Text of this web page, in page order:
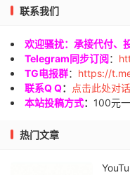
联系我们
欢迎骚扰：承接代付、
Telegram同步订阅：
TG电报群： https://
联系Q Q：
点击此处对话
本站投稿方式： 100元
热门文章